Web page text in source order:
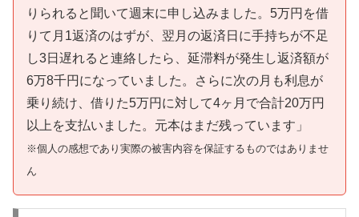
りられると聞いて週末に申し込みました。5万円を借
りて月1返済のはずが、翌月の返済日に手持ちが不足
し3日遅れると連絡したら、延滞料が発生し返済額が
6万8千円になっていました。さらに次の月も利息が
乗り続け、借りた5万円に対して4ヶ月で合計20万円
以上を支払いました。元本はまだ残っています」
※個人の感想であり実際の被害内容を保証するものではありませ
ん